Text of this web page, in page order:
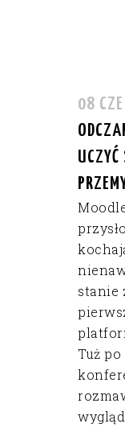
08 CZE
stanie
Tuż